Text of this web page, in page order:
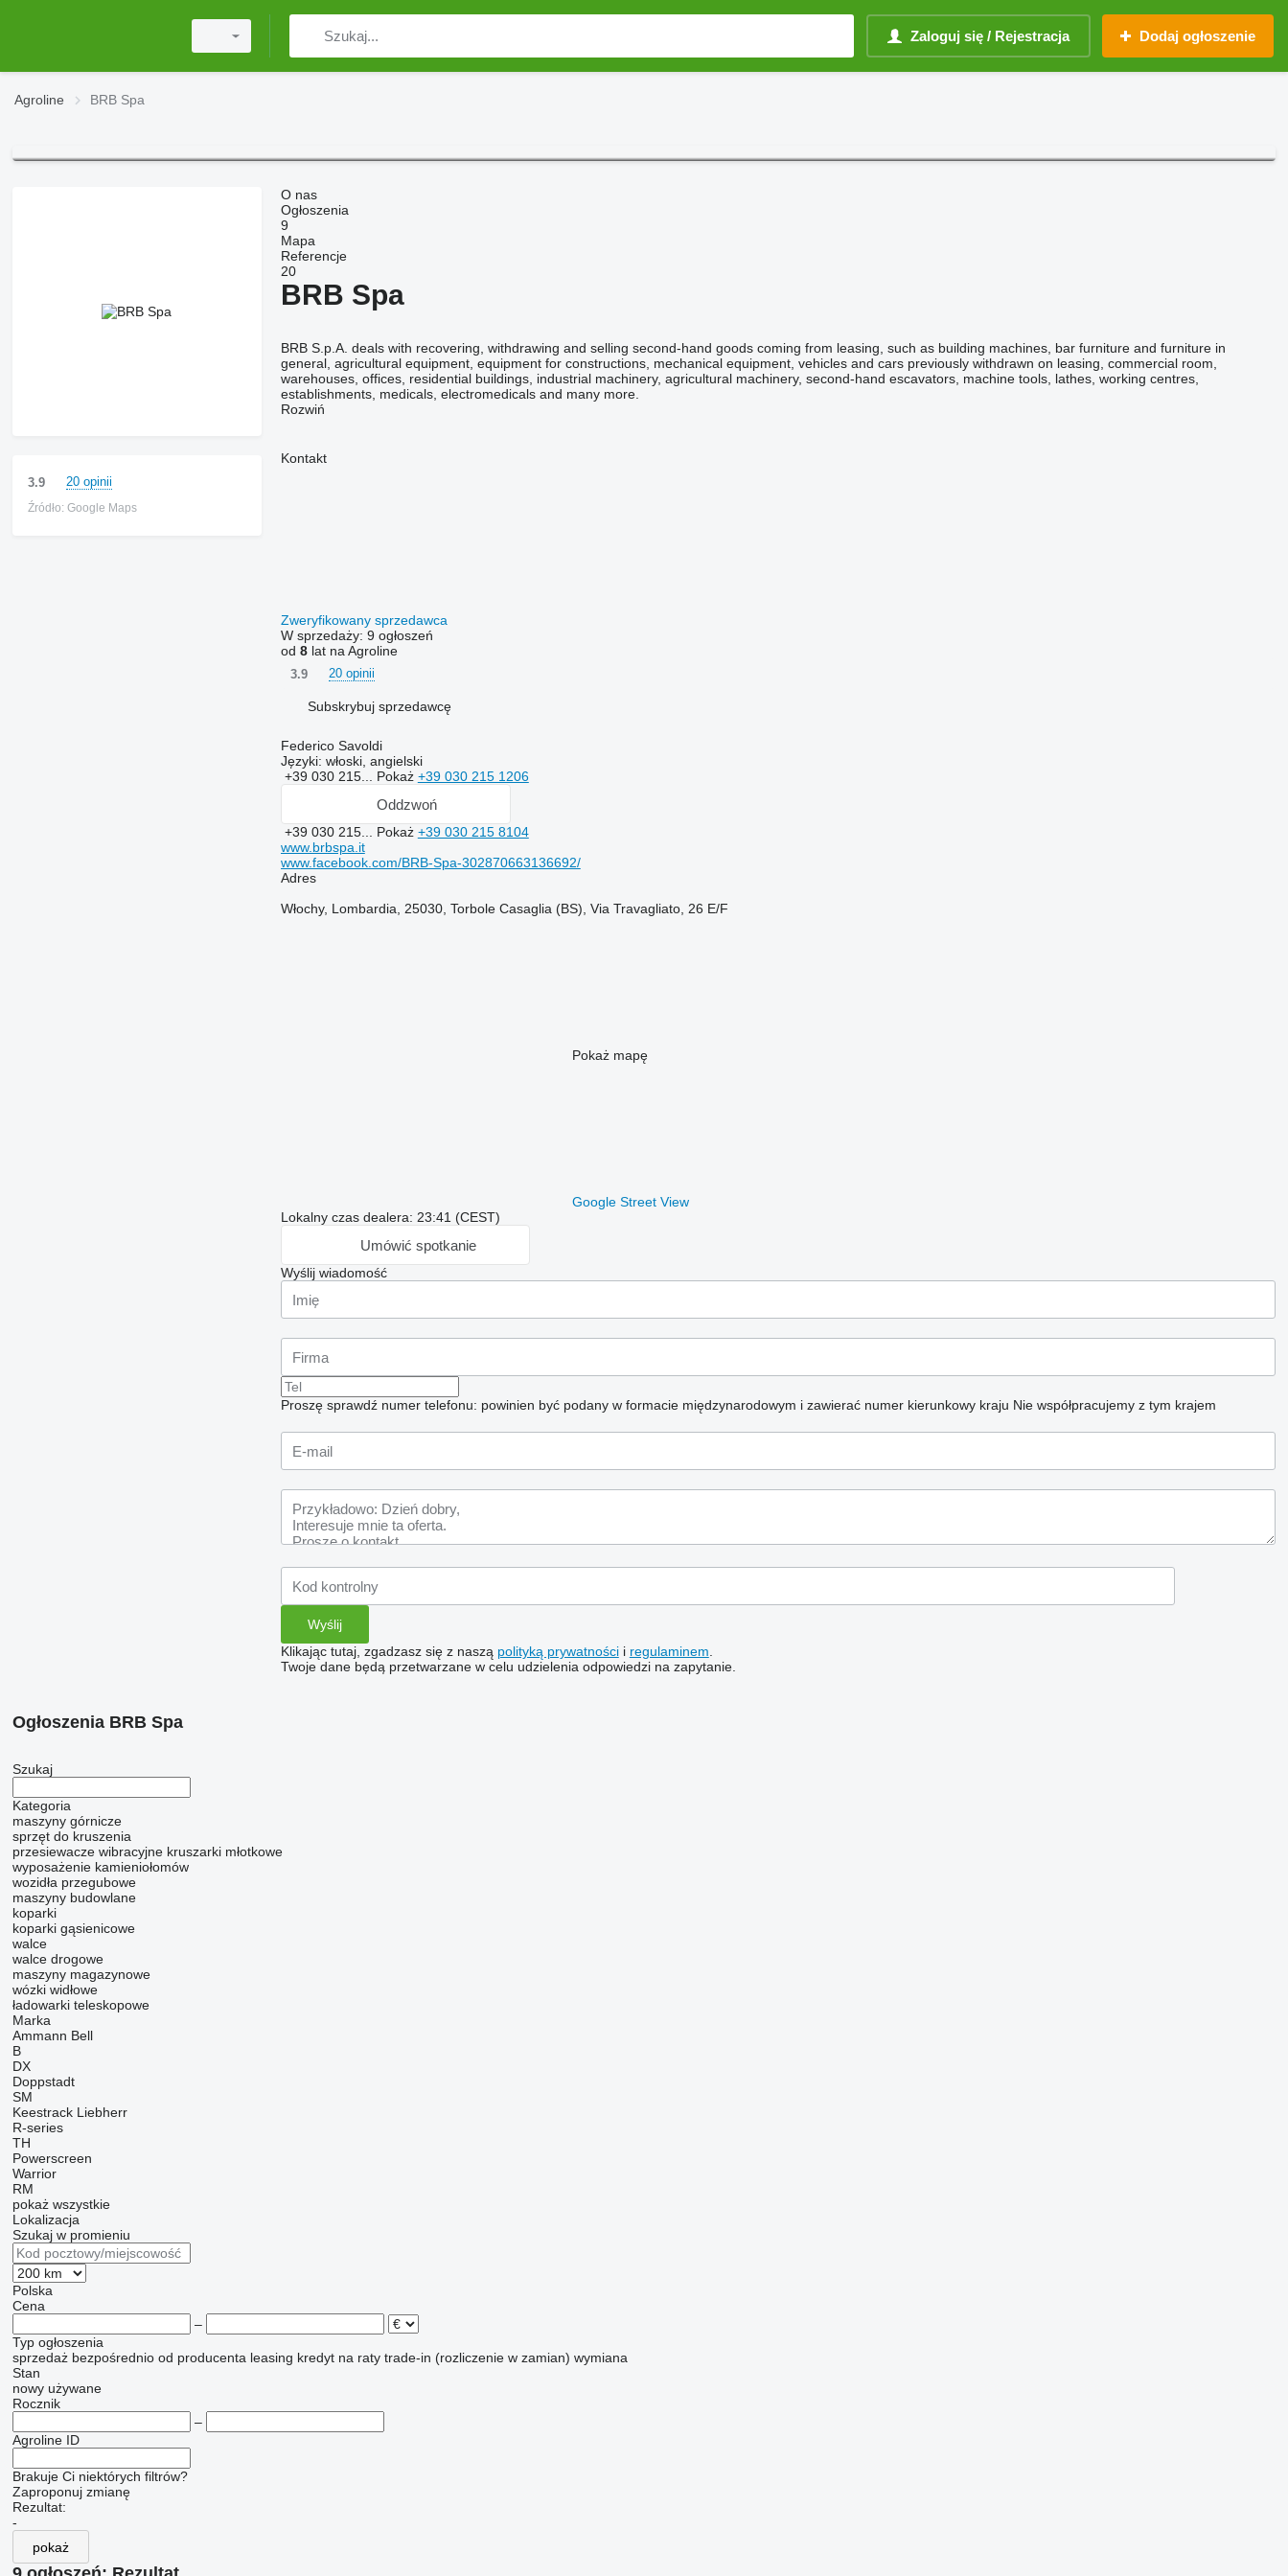
Zaloguj się / Rejestracja Dodaj ogłoszenie
Agroline BRB Spa
3.9 20 opinii
Źródło: Google Maps
O nas
Ogłoszenia
9
Mapa
Referencje
20
BRB Spa
BRB S.p.A. deals with recovering, withdrawing and selling second-hand goods coming from leasing, such as building machines, bar furniture and furniture in
general, agricultural equipment, equipment for constructions, mechanical equipment, vehicles and cars previously withdrawn on leasing, commercial room,
warehouses, offices, residential buildings, industrial machinery, agricultural machinery, second-hand escavators, machine tools, lathes, working centres,
establishments, medicals, electromedicals and many more.
Rozwiń
Kontakt
Zweryfikowany sprzedawca
W sprzedaży: 9 ogłoszeń
od 8lat na Agroline
3.9 20 opinii
Subskrybuj sprzedawcę
Federico Savoldi
Języki: włoski, angielski
+39 030 215... Pokaż +39 030 215 1206
Oddzwoń
+39 030 215... Pokaż +39 030 215 8104
www.brbspa.it
www.facebook.com/BRB-Spa-302870663136692/
Adres
Włochy, Lombardia, 25030, Torbole Casaglia (BS), Via Travagliato, 26 E/F
Pokaż mapę
Google Street View
Lokalny czas dealera: 23:41 (CEST)
Umówić spotkanie
Wyślij wiadomość
Proszę sprawdź numer telefonu: powinien być podany w formacie międzynarodowym i zawierać numer kierunkowy kraju Nie współpracujemy z tym krajem
Klikając tutaj, zgadzasz się z naszą polityką prywatnościi regulaminem
Twoje dane będą przetwarzane w celu udzielenia odpowiedzi na zapytanie.
Ogłoszenia BRB Spa
Szukaj
Kategoria
maszyny górnicze
sprzęt do kruszenia
przesiewacze wibracyjne kruszarki młotkowe
wyposażenie kamieniołomów
wozidła przegubowe
maszyny budowlane
koparki
koparki gąsienicowe
walce
walce drogowe
maszyny magazynowe
wózki widłowe
ładowarki teleskopowe
Marka
Ammann Bell
B
DX
Doppstadt
SM
Keestrack Liebherr
R-series
TH
Powerscreen
Warrior
RM
pokaż wszystkie
Lokalizacja
Szukaj w promieniu
Polska
Cena
–
Typ ogłoszenia
sprzedaż bezpośrednio od producenta leasing kredyt na raty trade-in (rozliczenie w zamian) wymiana
Stan
nowy używane
Rocznik
–
Agroline ID
Brakuje Ci niektórych filtrów?
Zaproponuj zmianę
Rezultat:
-
pokaż